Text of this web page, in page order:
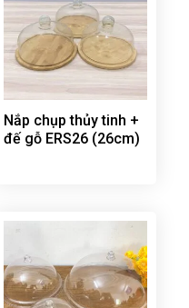
Nắp chụp thủy tinh +
đế gỗ ERS26 (26cm)